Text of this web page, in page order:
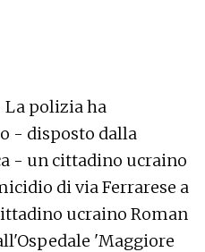
La polizia ha
- disposto dalla
- un cittadino ucraino
di via Ferrarese a
ucraino Roman
'Maggiore